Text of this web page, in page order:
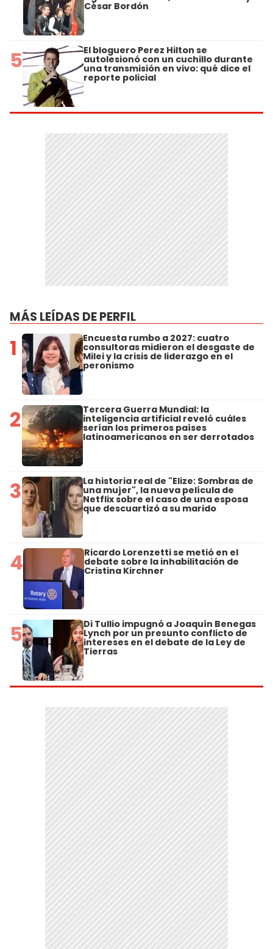
César Bordón
5 El bloguero Perez Hilton se
autolesionó con un cuchillo durante
una transmisión en vivo: qué dice el
reporte policial
MÁS LEÍDAS DE PERFIL
1 Encuesta rumbo a 2027: cuatro
consultoras midieron el desgaste de
Milei y la crisis de liderazgo en el
peronismo
2 Tercera Guerra Mundial: la
inteligencia artificial reveló cuáles
serían los primeros países
latinoamericanos en ser derrotados
3 La historia real de "Elize: Sombras de
una mujer", la nueva película de
Netflix sobre el caso de una esposa
que descuartizó a su marido
4 Ricardo Lorenzetti se metió en el
debate sobre la inhabilitación de
Cristina Kirchner
5 Di Tullio impugnó a Joaquín Benegas
Lynch por un presunto conflicto de
intereses en el debate de la Ley de
Tierras